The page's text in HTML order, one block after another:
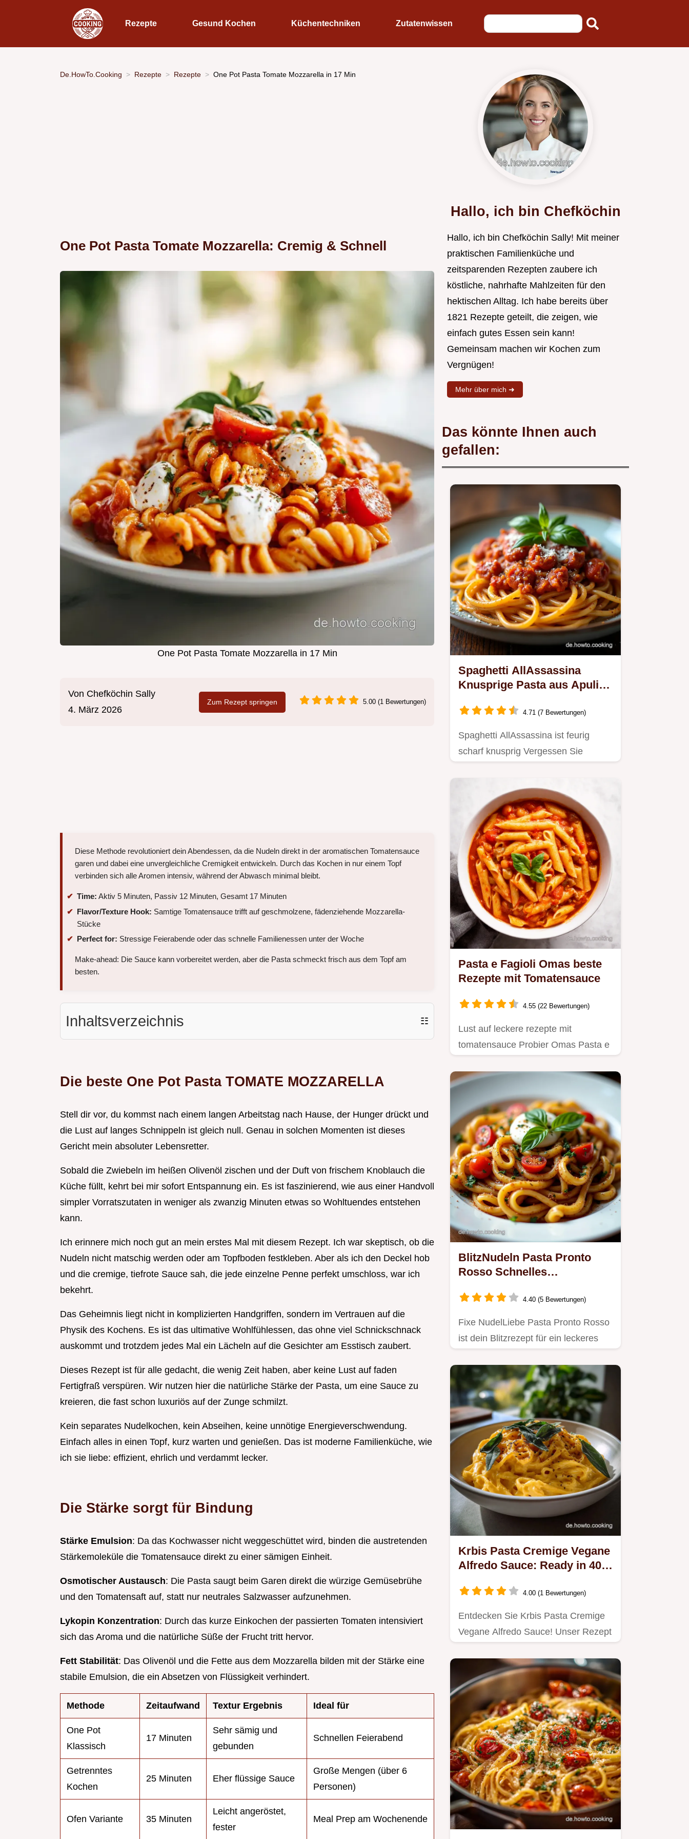
Rezepte Gesund Kochen Küchentechniken Zutatenwissen
De.HowTo.Cooking Rezepte Rezepte One Pot Pasta Tomate Mozzarella in 17 Min
One Pot Pasta Tomate Mozzarella: Cremig & Schnell
One Pot Pasta Tomate Mozzarella in 17 Min
Von Chefköchin Sally
4. März 2026
Zum Rezept springen 5.00 (1 Bewertungen)
Diese Methode revolutioniert dein Abendessen, da die Nudeln direkt in der aromatischen Tomatensauce
garen und dabei eine unvergleichliche Cremigkeit entwickeln. Durch das Kochen in nur einem Topf
verbinden sich alle Aromen intensiv, während der Abwasch minimal bleibt.
Time: Aktiv 5 Minuten, Passiv 12 Minuten, Gesamt 17 Minuten
Flavor/Texture Hook: Samtige Tomatensauce trifft auf geschmolzene, fädenziehende Mozzarella-
Stücke
Perfect for: Stressige Feierabende oder das schnelle Familienessen unter der Woche
Make-ahead: Die Sauce kann vorbereitet werden, aber die Pasta schmeckt frisch aus dem Topf am
besten.
Inhaltsverzeichnis ☷
Die beste One Pot Pasta TOMATE MOZZARELLA
Stell dir vor, du kommst nach einem langen Arbeitstag nach Hause, der Hunger drückt und
die Lust auf langes Schnippeln ist gleich null. Genau in solchen Momenten ist dieses
Gericht mein absoluter Lebensretter.
Sobald die Zwiebeln im heißen Olivenöl zischen und der Duft von frischem Knoblauch die
Küche füllt, kehrt bei mir sofort Entspannung ein. Es ist faszinierend, wie aus einer Handvoll
simpler Vorratszutaten in weniger als zwanzig Minuten etwas so Wohltuendes entstehen
kann.
Ich erinnere mich noch gut an mein erstes Mal mit diesem Rezept. Ich war skeptisch, ob die
Nudeln nicht matschig werden oder am Topfboden festkleben. Aber als ich den Deckel hob
und die cremige, tiefrote Sauce sah, die jede einzelne Penne perfekt umschloss, war ich
bekehrt.
Das Geheimnis liegt nicht in komplizierten Handgriffen, sondern im Vertrauen auf die
Physik des Kochens. Es ist das ultimative Wohlfühlessen, das ohne viel Schnickschnack
auskommt und trotzdem jedes Mal ein Lächeln auf die Gesichter am Esstisch zaubert.
Dieses Rezept ist für alle gedacht, die wenig Zeit haben, aber keine Lust auf faden
Fertigfraß verspüren. Wir nutzen hier die natürliche Stärke der Pasta, um eine Sauce zu
kreieren, die fast schon luxuriös auf der Zunge schmilzt.
Kein separates Nudelkochen, kein Abseihen, keine unnötige Energieverschwendung.
Einfach alles in einen Topf, kurz warten und genießen. Das ist moderne Familienküche, wie
ich sie liebe: effizient, ehrlich und verdammt lecker.
Die Stärke sorgt für Bindung
Stärke Emulsion: Da das Kochwasser nicht weggeschüttet wird, binden die austretenden
Stärkemoleküle die Tomatensauce direkt zu einer sämigen Einheit.
Osmotischer Austausch: Die Pasta saugt beim Garen direkt die würzige Gemüsebrühe
und den Tomatensaft auf, statt nur neutrales Salzwasser aufzunehmen.
Lykopin Konzentration: Durch das kurze Einkochen der passierten Tomaten intensiviert
sich das Aroma und die natürliche Süße der Frucht tritt hervor.
Fett Stabilität: Das Olivenöl und die Fette aus dem Mozzarella bilden mit der Stärke eine
stabile Emulsion, die ein Absetzen von Flüssigkeit verhindert.
Methode Zeitaufwand Textur Ergebnis Ideal für
One Pot
Klassisch
17 Minuten
Sehr sämig und
gebunden
Schnellen Feierabend
Getrenntes
Kochen
25 Minuten Eher flüssige Sauce
Große Mengen (über 6
Personen)
Ofen Variante 35 Minuten
Leicht angeröstet,
fester
Meal Prep am Wochenende
Hallo, ich bin Chefköchin
Hallo, ich bin Chefköchin Sally! Mit meiner
praktischen Familienküche und
zeitsparenden Rezepten zaubere ich
köstliche, nahrhafte Mahlzeiten für den
hektischen Alltag. Ich habe bereits über
1821 Rezepte geteilt, die zeigen, wie
einfach gutes Essen sein kann!
Gemeinsam machen wir Kochen zum
Vergnügen!
Mehr über mich ➜
Das könnte Ihnen auch
gefallen:
Spaghetti AllAssassina
Knusprige Pasta aus Apulien
4.71 (7 Bewertungen)
Spaghetti AllAssassina ist feurig
scharf knusprig Vergessen Sie
Pasta e Fagioli Omas beste
Rezepte mit Tomatensauce
4.55 (22 Bewertungen)
Lust auf leckere rezepte mit
tomatensauce Probier Omas Pasta e
BlitzNudeln Pasta Pronto
Rosso Schnelles
4.40 (5 Bewertungen)
Fixe NudelLiebe Pasta Pronto Rosso
ist dein Blitzrezept für ein leckeres
Krbis Pasta Cremige Vegane
Alfredo Sauce: Ready in 40
4.00 (1 Bewertungen)
Entdecken Sie Krbis Pasta Cremige
Vegane Alfredo Sauce! Unser Rezept